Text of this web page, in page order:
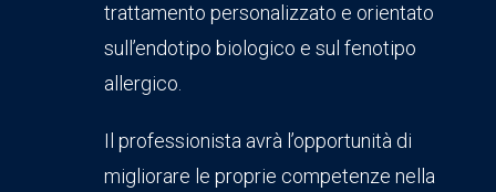
trattamento personalizzato e orientato
sull’endotipo biologico e sul fenotipo
allergico.
Il professionista avrà l’opportunità di
migliorare le proprie competenze nella